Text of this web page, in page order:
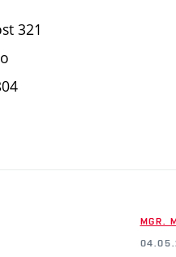
321
MGR.